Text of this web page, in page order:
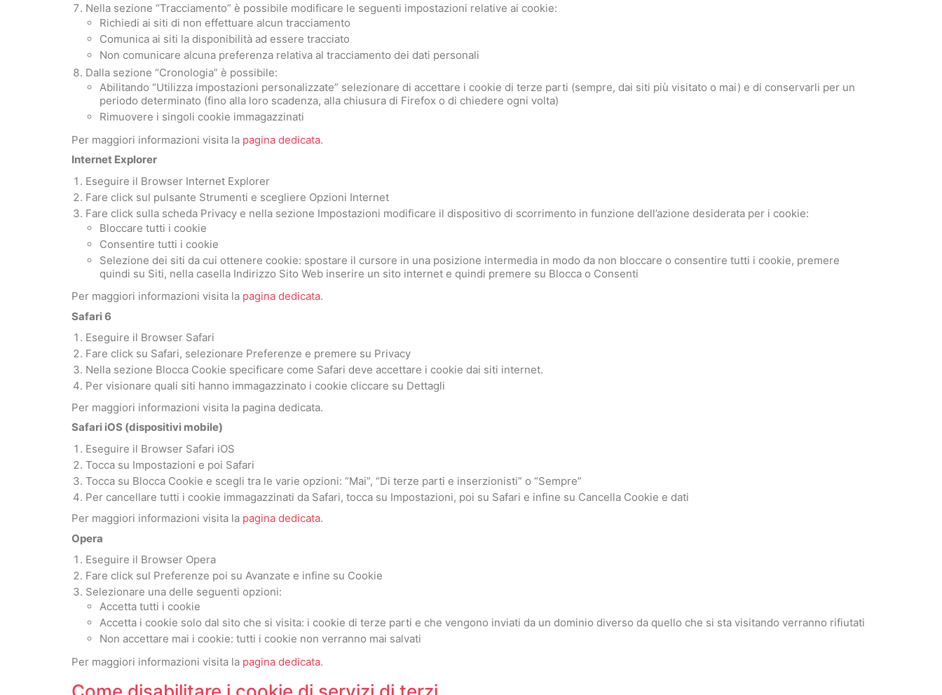
Nella sezione “Tracciamento” è possibile modificare le seguenti impostazioni relative ai cookie:
Richiedi ai siti di non effettuare alcun tracciamento
Comunica ai siti la disponibilità ad essere tracciato
Non comunicare alcuna preferenza relativa al tracciamento dei dati personali
Dalla sezione “Cronologia” è possibile:
Abilitando “Utilizza impostazioni personalizzate” selezionare di accettare i cookie di terze parti (sempre, dai siti più visitato o mai) e di conservarli per un
periodo determinato (fino alla loro scadenza, alla chiusura di Firefox o di chiedere ogni volta)
Rimuovere i singoli cookie immagazzinati
Per maggiori informazioni visita la pagina dedicata.
Internet Explorer
Eseguire il Browser Internet Explorer
Fare click sul pulsante Strumenti e scegliere Opzioni Internet
Fare click sulla scheda Privacy e nella sezione Impostazioni modificare il dispositivo di scorrimento in funzione dell’azione desiderata per i cookie:
Bloccare tutti i cookie
Consentire tutti i cookie
Selezione dei siti da cui ottenere cookie: spostare il cursore in una posizione intermedia in modo da non bloccare o consentire tutti i cookie, premere
quindi su Siti, nella casella Indirizzo Sito Web inserire un sito internet e quindi premere su Blocca o Consenti
Per maggiori informazioni visita la pagina dedicata.
Safari 6
Eseguire il Browser Safari
Fare click su Safari, selezionare Preferenze e premere su Privacy
Nella sezione Blocca Cookie specificare come Safari deve accettare i cookie dai siti internet.
Per visionare quali siti hanno immagazzinato i cookie cliccare su Dettagli
Per maggiori informazioni visita la pagina dedicata.
Safari iOS (dispositivi mobile)
Eseguire il Browser Safari iOS
Tocca su Impostazioni e poi Safari
Tocca su Blocca Cookie e scegli tra le varie opzioni: “Mai”, “Di terze parti e inserzionisti” o “Sempre”
Per cancellare tutti i cookie immagazzinati da Safari, tocca su Impostazioni, poi su Safari e infine su Cancella Cookie e dati
Per maggiori informazioni visita la pagina dedicata.
Opera
Eseguire il Browser Opera
Fare click sul Preferenze poi su Avanzate e infine su Cookie
Selezionare una delle seguenti opzioni:
Accetta tutti i cookie
Accetta i cookie solo dal sito che si visita: i cookie di terze parti e che vengono inviati da un dominio diverso da quello che si sta visitando verranno rifiutati
Non accettare mai i cookie: tutti i cookie non verranno mai salvati
Per maggiori informazioni visita la pagina dedicata.